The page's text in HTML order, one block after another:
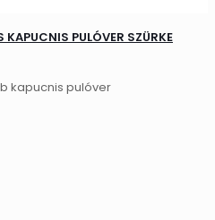
KAPUCNIS PULÓVER SZÜRKE
kapucnis pulóver